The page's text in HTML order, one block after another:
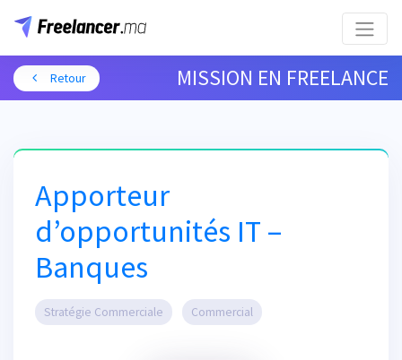
Retour MISSION EN FREELANCE
Apporteur
d’opportunités IT –
Banques
Stratégie Commerciale Commercial